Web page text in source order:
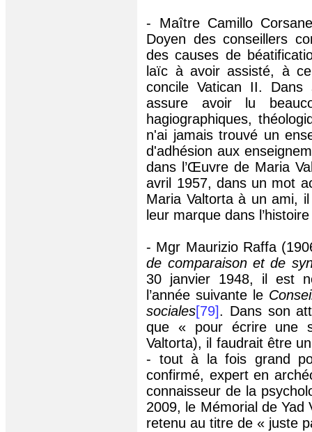
- Maître Camillo
Doyen des conseillers
des causes de
laïc à avoir assisté, à
concile Vatican II.
assure avoir lu
hagiographiques,
n'ai jamais trouvé un
d'adhésion aux
dans l’Œuvre de Maria
avril 1957, dans un mot
Maria Valtorta à un ami,
leur marque dans
- Mgr Maurizio Raffa
de comparaison et de
30 janvier 1948, il est
l’année suivante le
sociales[79]. Dans son
que « pour écrire une
Valtorta), il faudrait être
- tout à la fois grand
confirmé, expert en
connaisseur de la
2009, le Mémorial de Yad
retenu au titre de « juste